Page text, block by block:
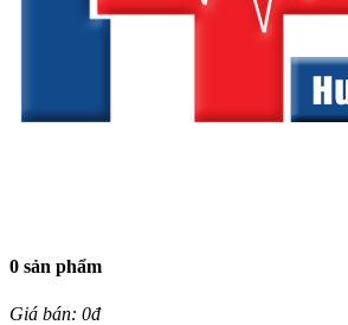
0 sản phẩm
Giá bán: 0đ